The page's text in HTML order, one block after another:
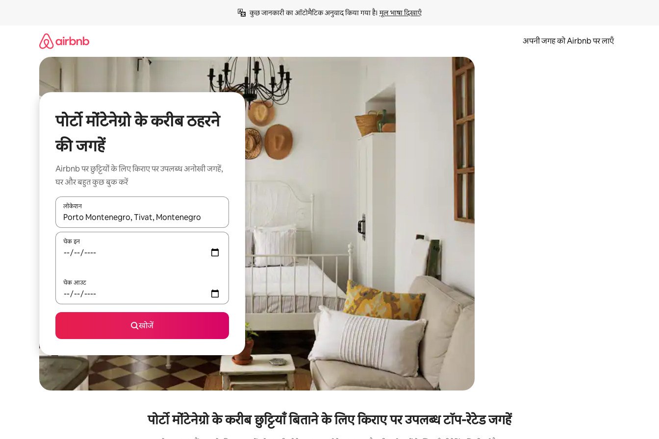
कुछ जानकारी का ऑटोमैटिक अनुवाद किया गया है। मूल भाषा दिखाएँ
अपनी जगह को Airbnb पर लाएँ
पोर्टो मोंटेनेग्रो के करीब ठहरने
की जगहें
Airbnb पर छुट्टियों के लिए किराए पर उपलब्ध अनोखी जगहें,
घर और बहुत कुछ बुक करें
लोकेशन
नतीजों के उपलब्ध होने पर, अप और डाउन 'ऐरो की' का इस्तेमाल करके नेविगेट करें या टच या फिर स्वाइप जेस्चर का इस्तेमाल करके एक्सप्लोर करें।
चेक इन
चेक आउट
खोजें
पोर्टो मोंटेनेग्रो के करीब छुट्टियाँ बिताने के लिए किराए पर उपलब्ध टॉप-रेटेड जगहें